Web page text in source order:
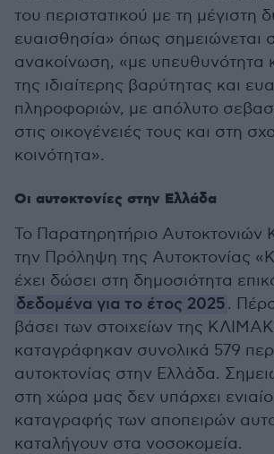
του περιστατικού με τη μέγιστη
ευαισθησία» όπως σημειώνεται
ανακοίνωση, «με υπευθυνότητα
της ιδιαίτερης βαρύτητας και
πληροφοριών, με απόλυτο
στις οικογένειές τους και στη
κοινότητα».
Οι αυτοκτονίες στην Ελλάδα
Το Παρατηρητήριο Αυτοκτονιών
την Πρόληψη της Αυτοκτονίας
έχει δώσει στη δημοσιότητα
δεδομένα για το έτος 2025.
βάσει των στοιχείων της
καταγράφηκαν συνολικά 579
αυτοκτονίας στην Ελλάδα.
στη χώρα μας δεν υπάρχει
καταγραφής των αποπειρών
καταλήγουν στα νοσοκομεία.